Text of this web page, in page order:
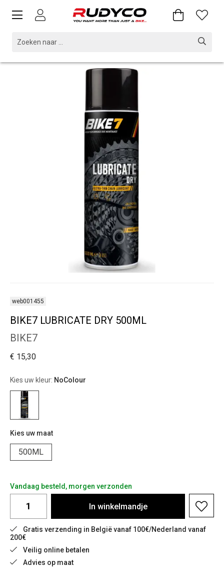
web001455
BIKE7 LUBRICATE DRY 500ML
BIKE7
€ 15,30
Kies uw kleur: NoColour
Kies uw maat
500ML
Vandaag besteld, morgen verzonden
In winkelmandje
Gratis verzending in België vanaf 100€/Nederland vanaf
200€
Veilig online betalen
Advies op maat